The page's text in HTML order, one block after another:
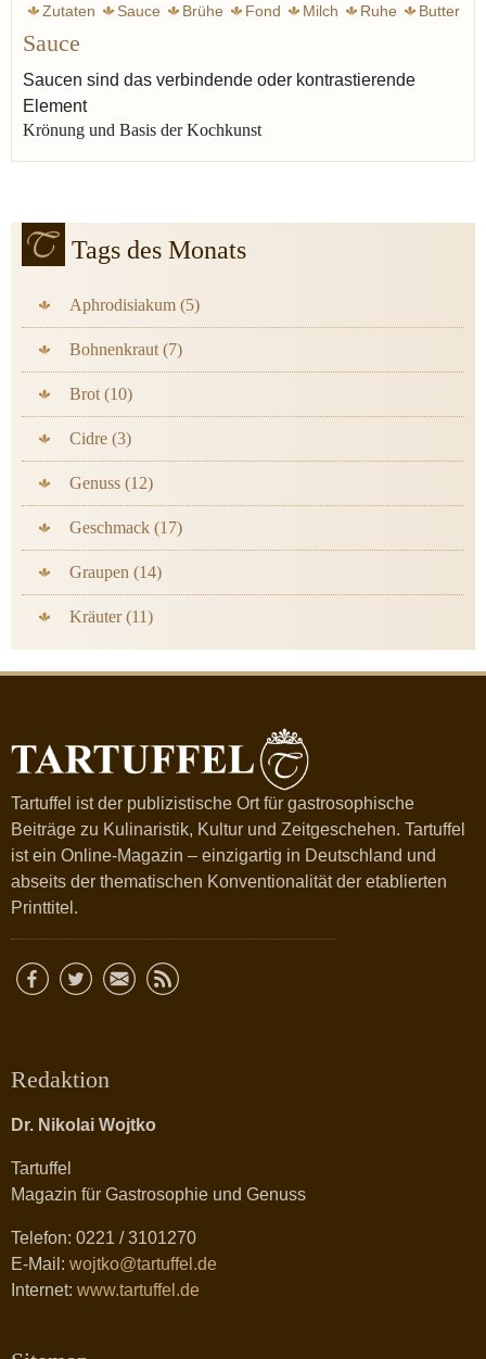
Zutaten Sauce Brühe Fond Milch Ruhe
Butter
Sauce
Saucen sind das verbindende oder kontrastierende
Element
Krönung und Basis der Kochkunst
Tags des Monats
Aphrodisiakum (5)
Bohnenkraut (7)
Brot (10)
Cidre (3)
Genuss (12)
Geschmack (17)
Graupen (14)
Kräuter (11)
Tartuffel ist der publizistische Ort für gastrosophische
Beiträge zu Kulinaristik, Kultur und Zeitgeschehen. Tartuffel
ist ein Online-Magazin – einzigartig in Deutschland und
abseits der thematischen Konventionalität der etablierten
Printtitel.
Redaktion
Dr. Nikolai Wojtko
Tartuffel
Magazin für Gastrosophie und Genuss
Telefon: 0221 / 3101270
E-Mail: wojtko@tartuffel.de
Internet: www.tartuffel.de